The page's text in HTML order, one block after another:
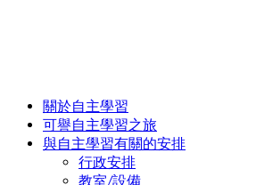
關於自主學習
可譽自主學習之旅
與自主學習有關的安排
行政安排
教室/設備